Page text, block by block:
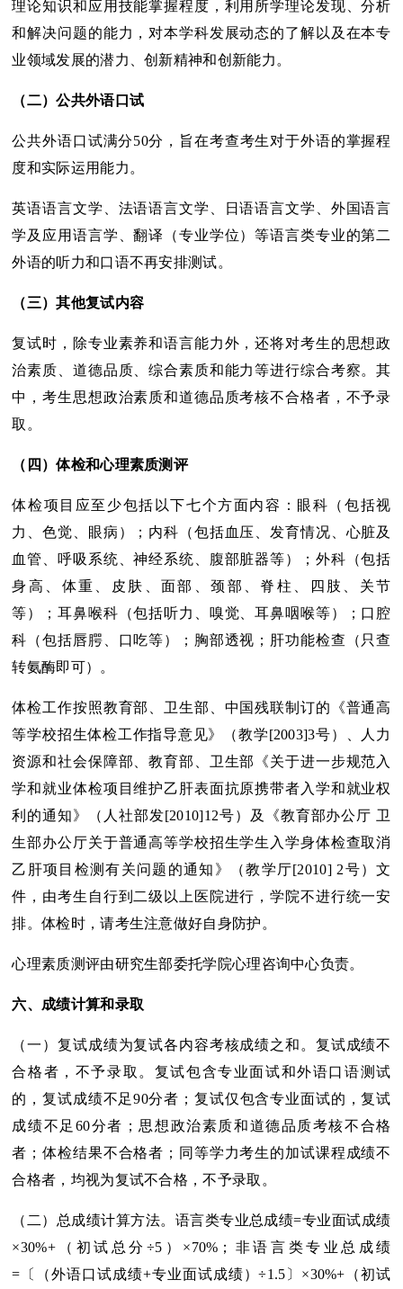
理论知识和应用技能掌握程度，利用所学理论发现、分析
和解决问题的能力，对本学科发展动态的了解以及在本专
业领域发展的潜力、创新精神和创新能力。
（二）公共外语口试
公共外语口试满分50分，旨在考查考生对于外语的掌握程
度和实际运用能力。
英语语言文学、法语语言文学、日语语言文学、外国语言
学及应用语言学、翻译（专业学位）等语言类专业的第二
外语的听力和口语不再安排测试。
（三）其他复试内容
复试时，除专业素养和语言能力外，还将对考生的思想政
治素质、道德品质、综合素质和能力等进行综合考察。其
中，考生思想政治素质和道德品质考核不合格者，不予录
取。
（四）体检和心理素质测评
体检项目应至少包括以下七个方面内容：眼科（包括视
力、色觉、眼病）；内科（包括血压、发育情况、心脏及
血管、呼吸系统、神经系统、腹部脏器等）；外科（包括
身高、体重、皮肤、面部、颈部、脊柱、四肢、关节
等）；耳鼻喉科（包括听力、嗅觉、耳鼻咽喉等）；口腔
科（包括唇腭、口吃等）；胸部透视；肝功能检查（只查
转氨酶即可）。
体检工作按照教育部、卫生部、中国残联制订的《普通高
等学校招生体检工作指导意见》（教学[2003]3号）、人力
资源和社会保障部、教育部、卫生部《关于进一步规范入
学和就业体检项目维护乙肝表面抗原携带者入学和就业权
利的通知》（人社部发[2010]12号）及《教育部办公厅 卫
生部办公厅关于普通高等学校招生学生入学身体检查取消
乙肝项目检测有关问题的通知》（教学厅[2010] 2号）文
件，由考生自行到二级以上医院进行，学院不进行统一安
排。体检时，请考生注意做好自身防护。
心理素质测评由研究生部委托学院心理咨询中心负责。
六、成绩计算和录取
（一）复试成绩为复试各内容考核成绩之和。复试成绩不
合格者，不予录取。复试包含专业面试和外语口语测试
的，复试成绩不足90分者；复试仅包含专业面试的，复试
成绩不足60分者；思想政治素质和道德品质考核不合格
者；体检结果不合格者；同等学力考生的加试课程成绩不
合格者，均视为复试不合格，不予录取。
（二）总成绩计算方法。语言类专业总成绩=专业面试成绩
×30%+（初试总分÷5）×70%；非语言类专业总成绩
=〔（外语口试成绩+专业面试成绩）÷1.5〕×30%+（初试